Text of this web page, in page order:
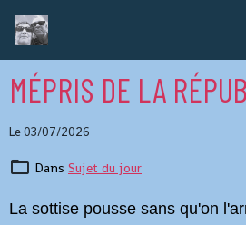
MÉPRIS DE LA
Le 03/07/2026
Dans Sujet du jour
La sottise pousse sans qu'on